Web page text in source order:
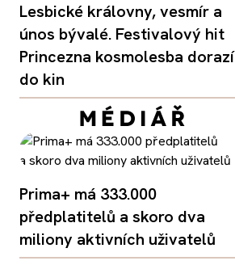
Lesbické královny, vesmír a
únos bývalé. Festivalový hit
Princezna kosmolesba dorazí
do kin
Prima+ má 333.000
předplatitelů a skoro dva
miliony aktivních uživatelů